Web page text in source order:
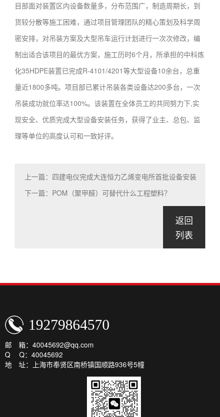
目部面对装置区内设备数量多，分布范围广，制造周期长，到
货较分散等施工困难，通过项目管理团队的精心策划及科学周
密安排，对吊装方案及大型吊车运行计划进行一次次修改，编
制出适合该项目的最优方案，施工历时6个月，所承担的中科炼
化35HDPE装置已完成R-4101/4201等大型设备10余台，总重
量近1800多吨。项目部已累计吊装各类设备达200多台，一次
吊装成功就位率达100%。该装置在全体员工的共同努力下,实
现安全、优质完成大型设备安装任务，获得了业主、总包、监
理等单位的高度认可和一致好评。
上一篇：四建电仪完成大连恒力乙烯变电所首批设备安装
下一篇：POM（聚甲醛）可替代什么工程塑料？
返回
列表
19279864570
邮 箱：40045692@qq.com
Q Q：40045692
地 址：上海市奉贤区南桥镇国顺路936号5幢